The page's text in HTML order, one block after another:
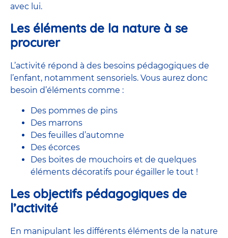
avec lui.
Les éléments de la nature à se
procurer
L’activité répond à des besoins pédagogiques de
l’enfant, notamment sensoriels. Vous aurez donc
besoin d’éléments comme :
Des pommes de pins
Des marrons
Des feuilles d’automne
Des écorces
Des boites de mouchoirs et de quelques
éléments décoratifs pour égailler le tout !
Les objectifs pédagogiques de
l’activité
En manipulant les différents éléments de la nature